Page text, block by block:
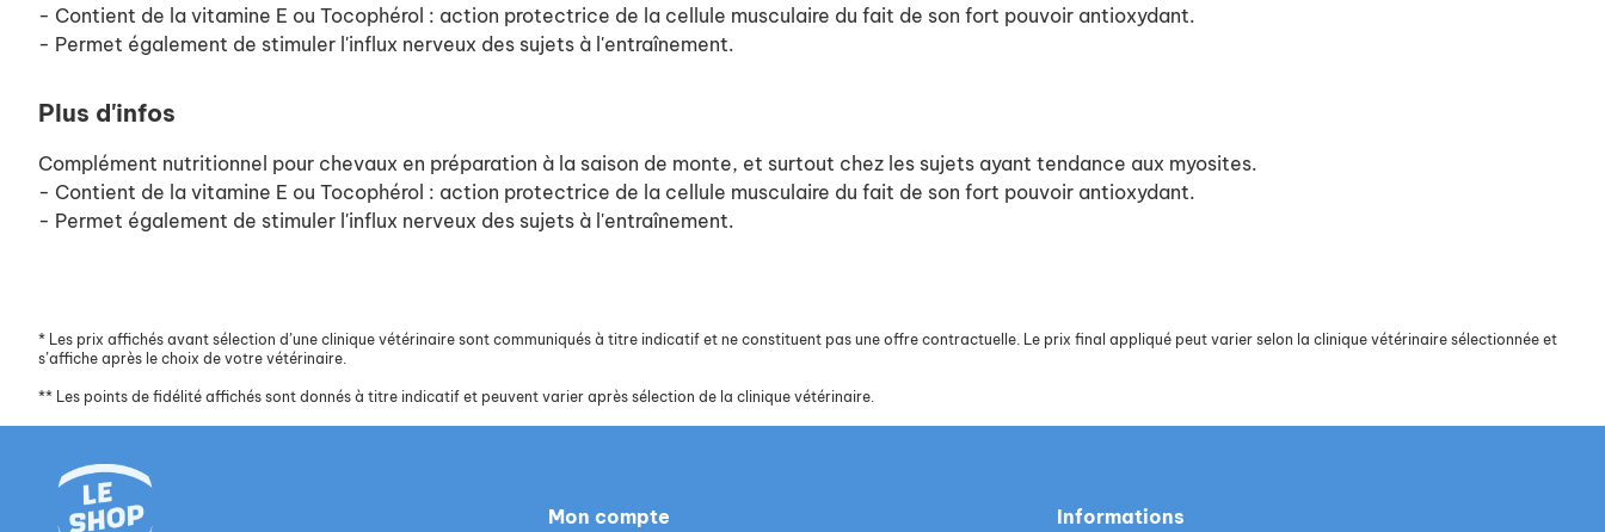
- Contient de la vitamine E ou Tocophérol : action protectrice de la cellule musculaire du fait de son fort pouvoir antioxydant.
- Permet également de stimuler l'influx nerveux des sujets à l'entraînement.
Plus d'infos
Complément nutritionnel pour chevaux en préparation à la saison de monte, et surtout chez les sujets ayant tendance aux myosites.
- Contient de la vitamine E ou Tocophérol : action protectrice de la cellule musculaire du fait de son fort pouvoir antioxydant.
- Permet également de stimuler l'influx nerveux des sujets à l'entraînement.
* Les prix affichés avant sélection d’une clinique vétérinaire sont communiqués à titre indicatif et ne constituent pas une offre contractuelle. Le prix final appliqué peut varier selon la clinique vétérinaire sélectionnée et
s’affiche après le choix de votre vétérinaire.
** Les points de fidélité affichés sont donnés à titre indicatif et peuvent varier après sélection de la clinique vétérinaire.
Mon compte Informations